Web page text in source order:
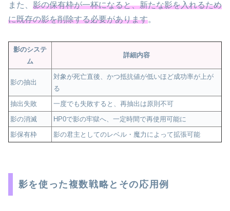
また、 影の保有枠が一杯になると、新たな影を入れるため
に既存の影を削除する必要があります。
影のシステ
ム
詳細内容
影の抽出
対象が死亡直後、かつ抵抗値が低いほど成功率が上が
る
抽出失敗
一度でも失敗すると、再抽出は原則不可
影の消滅
HP0で影の牢獄へ、一定時間で再使用可能に
影保有枠
影の君主としてのレベル・魔力によって拡張可能
影を使った複数戦略とその応用例